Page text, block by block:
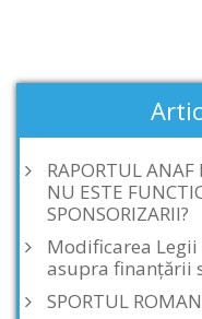
RAPORTUL
NU ESTE
SPONSORIZARII?
Modificarea
asupra finanțării
SPORTUL